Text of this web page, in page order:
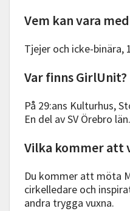
Vem kan vara
Tjejer och icke-binära,
Var finns GirlUnit?
På 29:ans Kulturhus,
En del av SV Örebro län.
Vilka kommer att
Du kommer att möta
cirkelledare och
andra trygga vuxna.